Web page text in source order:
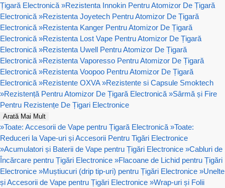
Țigară Electronică »Rezistenta Innokin Pentru Atomizor De Țigară
Electronică »Rezistenta Joyetech Pentru Atomizor De Țigară
Electronică »Rezistenta Kanger Pentru Atomizor De Țigară
Electronică »Rezistenta Lost Vape Pentru Atomizor De Țigară
Electronică »Rezistenta Uwell Pentru Atomizor De Țigară
Electronică »Rezistenta Vaporesso Pentru Atomizor De Țigară
Electronică »Rezistenta Voopoo Pentru Atomizor De Țigară
Electronică »Rezistente OXVA »Rezistente si Capsule Smoktech
»Rezistență Pentru Atomizor De Țigară Electronică »Sârmă și Fire
Pentru Rezistențe De Țigari Electronice
Arată Mai Mult
»Toate: Accesorii de Vape pentru Țigară Electronică »Toate:
Reduceri la Vape-uri și Accesorii Pentru Tigări Electronice
»Acumulatori și Baterii de Vape pentru Țigări Electronice »Cabluri de
Încărcare pentru Țigări Electronice »Flacoane de Lichid pentru Țigări
Electronice »Muștiucuri (drip tip-uri) pentru Țigări Electronice »Unelte
și Accesorii de Vape pentru Țigări Electronice »Wrap-uri și Folii